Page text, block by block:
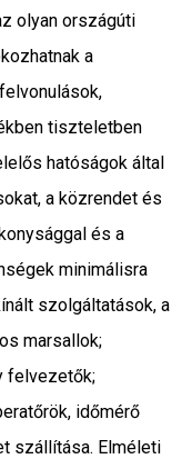
olyan országúti
a
tiszteletben
hatóságok által
a közrendet és
és a
minimálisra
szolgáltatások, a
marsallok;
felvezetők;
időmérő
szállítása. Elméleti